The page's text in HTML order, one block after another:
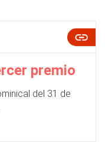
premio
del 31 de